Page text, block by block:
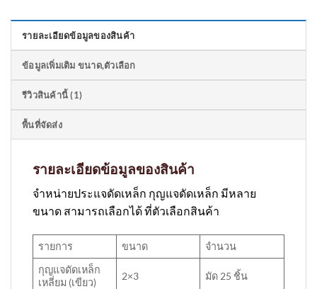
รายละเอียดข้อมูลของสินค้า
ข้อมูลเพิ่มเติม ขนาด,ตัวเลือก
รีวิวสินค้านี้ (1)
พื้นที่จัดส่ง
รายละเอียดข้อมูลของสินค้า
จำหน่ายประแจดัดเหล็ก กุญแจดัดเหล็ก มีหลาย
ขนาด สามารถเลือกได้ ที่ตัวเลือกสินค้า
รายการ ขนาด
จำนวน
กุญแจดัดเหล็ก
เหลี่ยม (เขียว)
2×3 มัด 25 ชิ้น